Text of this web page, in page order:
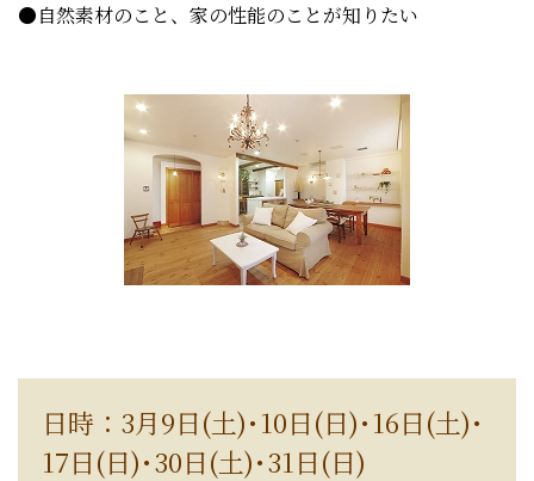
●自然素材のこと、家の性能のことが知りたい
日時：3月9日(土)･10日(日)･16日(土)･
17日(日)･30日(土)･31日(日)